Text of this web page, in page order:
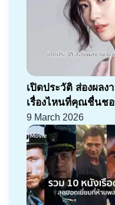
เปิดประวัติ ส่องผล
เรื่องไหนที่คุณชื่นช
9 March 2026